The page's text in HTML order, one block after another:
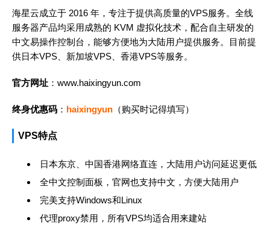
海星云成立于 2016 年，专注于提供高质量的VPS服务。全线
服务器产品均采用成熟的 KVM 虚拟化技术，配合自主研发的
中文易操作控制台，能够方便地为大陆用户提供服务。目前提
供日本VPS、新加坡VPS、香港VPS等服务。
官方网址 ： www.haixingyun.com
终身优惠码 ： haixingyun （购买时记得填写）
VPS特点
日本东京、中国香港网络直连，大陆用户访问延迟更低
全中文控制面板，官网也支持中文，方便大陆用户
完美支持Windows和Linux
代理proxy禁用，所有VPS均适合用来建站